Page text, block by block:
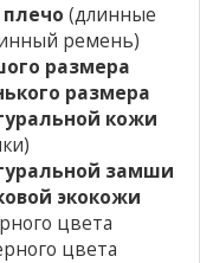
плечо (длинные
ремень)
размера
размера
кожи
замши
экокожи
цвета
цвета